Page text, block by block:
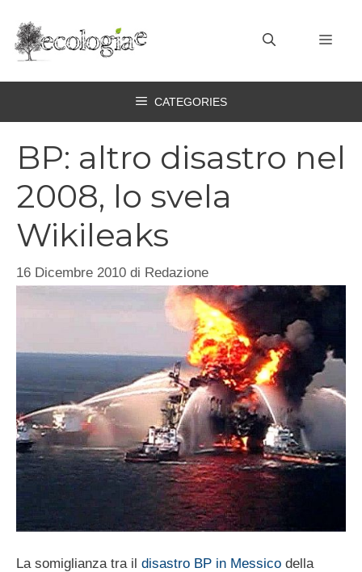
contenuto
CATEGORIES
BP: altro disastro nel
2008, lo svela
Wikileaks
16 Dicembre 2010 di Redazione
La somiglianza tra il disastro BP in Messico della